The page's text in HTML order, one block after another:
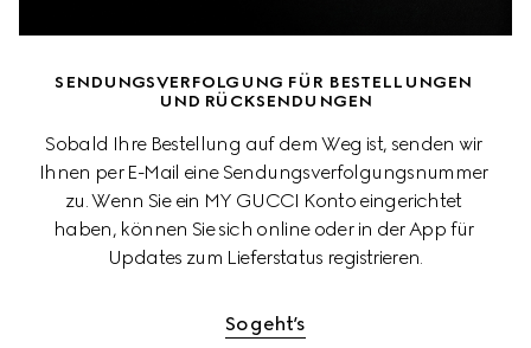
SENDUNGSVERFOLGUNG FÜR BESTELLUNGEN
UND RÜCKSENDUNGEN
Sobald Ihre Bestellung auf dem Weg ist, senden wir
Ihnen per E-Mail eine Sendungsverfolgungsnummer
zu. Wenn Sie ein MY GUCCI Konto eingerichtet
haben, können Sie sich online oder in der App für
Updates zum Lieferstatus registrieren.
So geht’s